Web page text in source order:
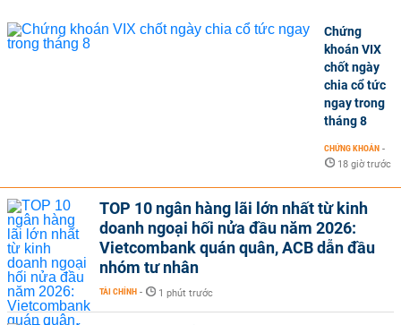
Chứng
khoán VIX
chốt ngày
chia cổ tức
ngay trong
tháng 8
CHỨNG KHOÁN -
18 giờ trước
TOP 10 ngân hàng lãi lớn nhất từ kinh
doanh ngoại hối nửa đầu năm 2026:
Vietcombank quán quân, ACB dẫn đầu
nhóm tư nhân
TÀI CHÍNH - 1 phút trước